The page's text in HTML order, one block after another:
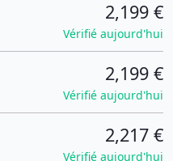
2,199 €
Vérifié aujourd'hui
2,199 €
Vérifié aujourd'hui
2,217 €
Vérifié aujourd'hui